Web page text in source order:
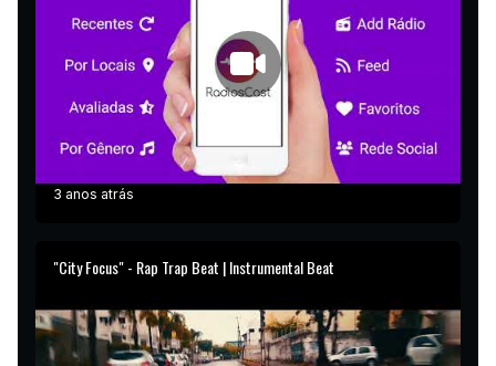
3 anos atrás
"City Focus" - Rap Trap Beat | Instrumental Beat